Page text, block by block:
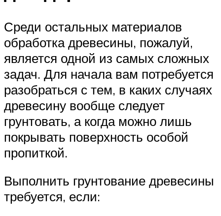
Среди остальных материалов
обработка древесины, пожалуй,
является одной из самых сложных
задач. Для начала вам потребуется
разобраться с тем, в каких случаях
древесину вообще следует
грунтовать, а когда можно лишь
покрывать поверхность особой
пропиткой.
Выполнить грунтование древесины
требуется, если: